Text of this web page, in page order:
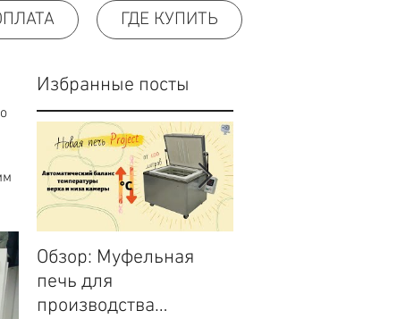
ГДЕ КУПИТЬ
Избранные посты
Обзор: Муфельная
печь для
производства